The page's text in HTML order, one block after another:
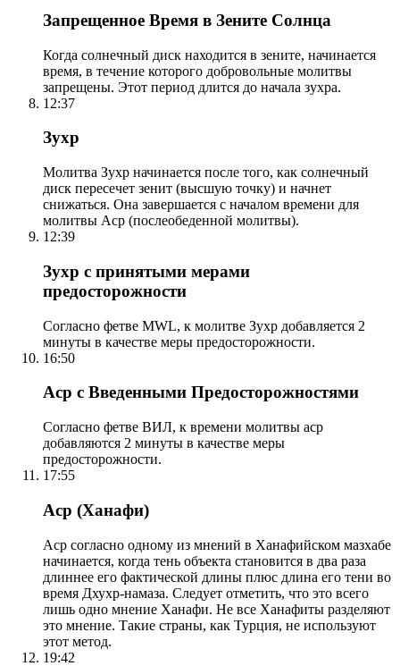
Запрещенное Время в Зените Солнца
Когда солнечный диск находится в зените, начинается
время, в течение которого добровольные молитвы
запрещены. Этот период длится до начала зухра.
12:37
Зухр
Молитва Зухр начинается после того, как солнечный
диск пересечет зенит (высшую точку) и начнет
снижаться. Она завершается с началом времени для
молитвы Аср (послеобеденной молитвы).
12:39
Зухр с принятыми мерами
предосторожности
Согласно фетве MWL, к молитве Зухр добавляется 2
минуты в качестве меры предосторожности.
16:50
Аср с Введенными Предосторожностями
Согласно фетве ВИЛ, к времени молитвы аср
добавляются 2 минуты в качестве меры
предосторожности.
17:55
Аср (Ханафи)
Аср согласно одному из мнений в Ханафийском мазхабе
начинается, когда тень объекта становится в два раза
длиннее его фактической длины плюс длина его тени во
время Дхухр-намаза. Следует отметить, что это всего
лишь одно мнение Ханафи. Не все Ханафиты разделяют
это мнение. Такие страны, как Турция, не используют
этот метод.
19:42